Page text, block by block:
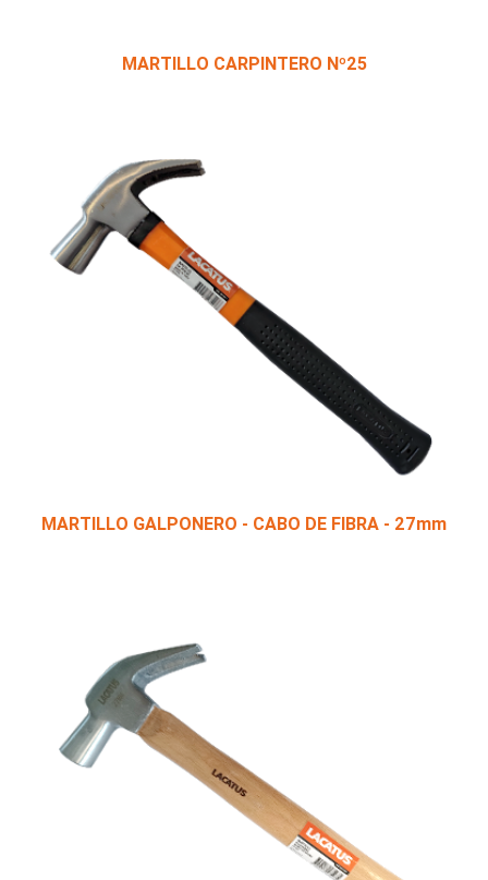
MARTILLO CARPINTERO Nº25
MARTILLO GALPONERO - CABO DE FIBRA - 27mm